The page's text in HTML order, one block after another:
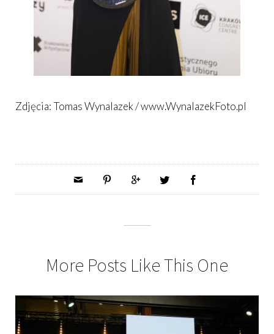
Zdjęcia: Tomas Wynalazek / www.WynalazekFoto.pl
More Posts Like This One